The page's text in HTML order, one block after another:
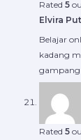
Rated 5
Elvira
Belajar
kadang
gampang
Rated 5